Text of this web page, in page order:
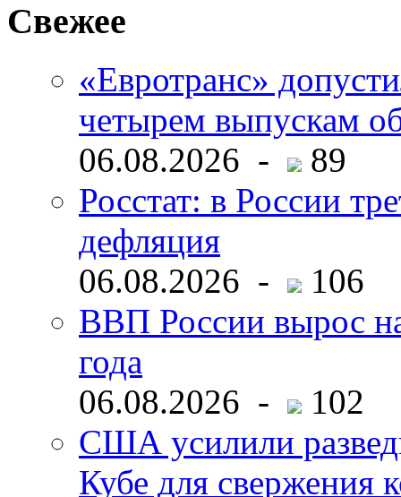
Свежее
«Евротранс»
четырем выпускам
06.08.2026 -
89
Росстат: в России
дефляция
06.08.2026 -
106
ВВП России вырос
года
06.08.2026 -
102
США усилили
Кубе для свержения